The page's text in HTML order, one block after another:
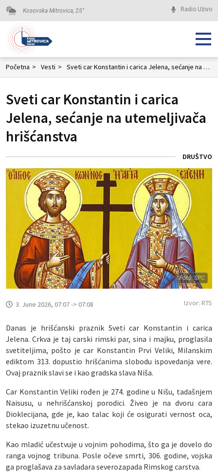
Kosovska Mitrovica, 25° Radio Uživo
Početna > Vesti > Sveti car Konstantin i carica Jelena, sećanje na utemeljivača hrišćanstva
Sveti car Konstantin i carica
Jelena, sećanje na utemeljivača
hrišćanstva
DRUŠTVO
Foto: SPC
3. June 2026, 07:07 -> 07:08 Izvor: RTS
Danas je hrišćanski praznik Sveti car Konstantin i carica
Jelena. Crkva je taj carski rimski par, sina i majku, proglasila
svetiteljima, pošto je car Konstantin Prvi Veliki, Milanskim
ediktom 313. dopustio hrišćanima slobodu ispovedanja vere.
Ovaj praznik slavi se i kao gradska slava Niša.
Car Konstantin Veliki rođen je 274. godine u Nišu, tadašnjem
Naisusu, u nehrišćanskoj porodici. Živeo je na dvoru cara
Dioklecijana, gde je, kao talac koji će osigurati vernost oca,
stekao izuzetnu učenost.
Kao mladić učestvuje u vojnim pohodima, što ga je dovelo do
ranga vojnog tribuna. Posle očeve smrti, 306. godine, vojska
ga proglašava za savladara severozapada Rimskog carstva.